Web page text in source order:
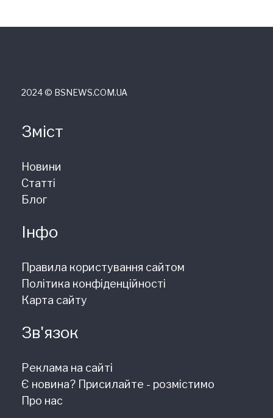
2024 © ВSNEWS.COM.UA
Зміст
Новини
Статті
Блог
Інфо
Правила користування сайтом
Політика конфіденційності
Карта сайту
Зв'язок
Реклама на сайті
Є новина? Присилайте - розмістимо
Про нас